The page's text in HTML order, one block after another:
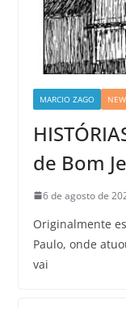
MARCIO ZAGO
de Bom
6 de agosto de
Originalmente
Paulo, onde
vai